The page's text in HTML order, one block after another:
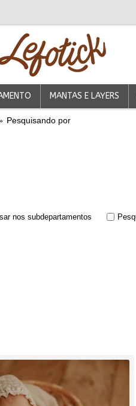
MANTAS E LAYERS
Pesquisando por
nos subdepartamentos